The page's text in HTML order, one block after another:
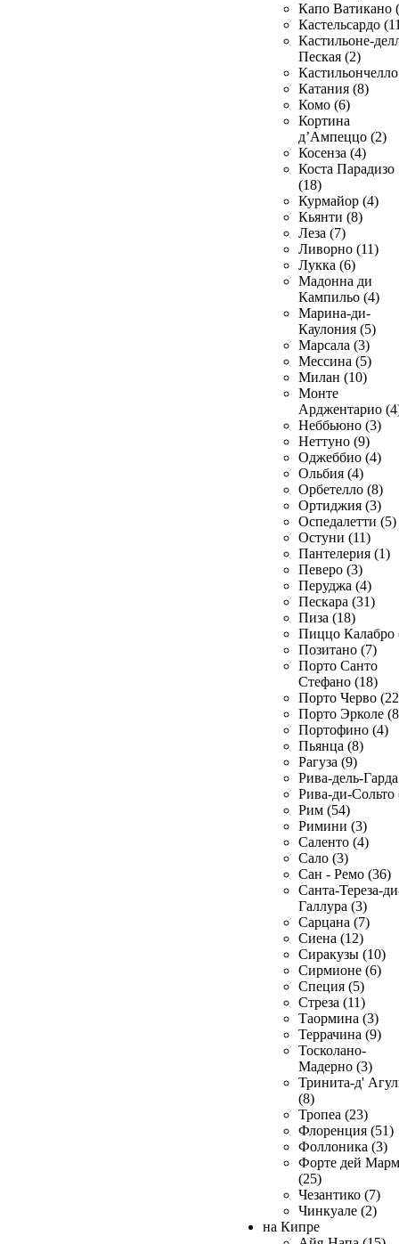
Капо Ватикано
Кастельсардо
Кастильоне-
Пеская (2)
Катания (8)
Комо (6)
Кортина
д’Ампеццо (2)
Косенза (4)
Коста Парадизо
(18)
Курмайор (4)
Кьянти (8)
Леза (7)
Ливорно (11)
Лукка (6)
Мадонна ди
Кампильо (4)
Марина-ди-
Каулония (5)
Марсала (3)
Мессина (5)
Милан (10)
Монте
Арджентарио
Неббьюно (3)
Неттуно (9)
Оджеббио (4)
Ольбия (4)
Орбетелло (8)
Ортиджия (3)
Оспедалетти (5)
Остуни (11)
Пантелерия (1)
Певеро (3)
Перуджа (4)
Пескара (31)
Пиза (18)
Пиццо Калабро
Позитано (7)
Порто Санто
Стефано (18)
Порто Черво
Порто Эрколе
Портофино (4)
Пьянца (8)
Рагуза (9)
Рива-дель-
Рива-ди-Сольто
Рим (54)
Римини (3)
Саленто (4)
Сало (3)
Сан - Ремо (36)
Санта-Тереза-
Галлура (3)
Сарцана (7)
Сиена (12)
Сиракузы (10)
Сирмионе (6)
Специя (5)
Стреза (11)
Таормина (3)
Террачина (9)
Тосколано-
Мадерно (3)
Тринита-д'
(8)
Тропеа (23)
Флоренция (51)
Фоллоника (3)
Форте дей
(25)
Чезантико (7)
Чинкуале (2)
на Кипре